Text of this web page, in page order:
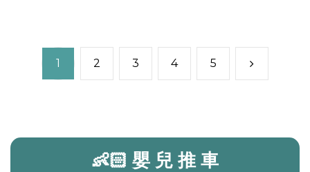
1 2 3 4 5
👶🏻 嬰 兒 推 車